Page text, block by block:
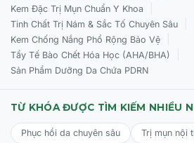
Kem Đặc Trị Mụn Chuẩn Y Khoa
Tinh Chất Trị Nám & Sắc Tố Chuyên Sâu
Kem Chống Nắng Phổ Rộng Bảo Vệ
Tẩy Tế Bào Chết Hóa Học (AHA/BHA)
Sản Phẩm Dưỡng Da Chứa PDRN
TỪ KHÓA ĐƯỢC TÌM KIẾM NHIỀU
Phục hồi da chuyên sâu
Trị mụn nội